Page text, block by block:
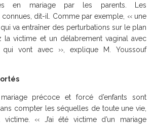
en mariage par les parents. Les
dit-il. Comme par exemple, ‹‹ une
va entraîner des perturbations sur le plan
la victime et un délabrement vaginal avec
qui vont avec ››, explique M. Youssouf
précoce et forcé d’enfants sont
compter les séquelles de toute une vie,
‹‹ J’ai été victime d’un mariage